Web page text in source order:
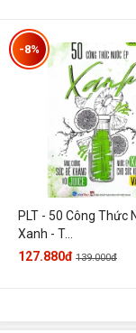
PLT - 50 Công Thức
Xanh - T...
-8%
127.880đ 139.000đ